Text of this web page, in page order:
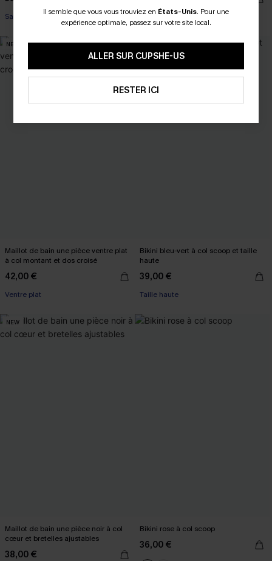
Sans couture Taille haute
NEW
Maillot de bain une pièce ventre plat
à col montant et dos croisé
42,00 €
Ventre plat
NEW
Bikini bleu-vert à col scoop et taille
haute
39,00 €
Taille haute
NEW
Maillot de bain une pièce noir à col
cœur et bretelles ajustables
38,00 €
Bikini rose à col scoop
36,00 €
Il semble que vous vous trouviez en États-Unis. Pour une
expérience optimale, passez sur votre site local.
ALLER SUR CUPSHE-US
RESTER ICI